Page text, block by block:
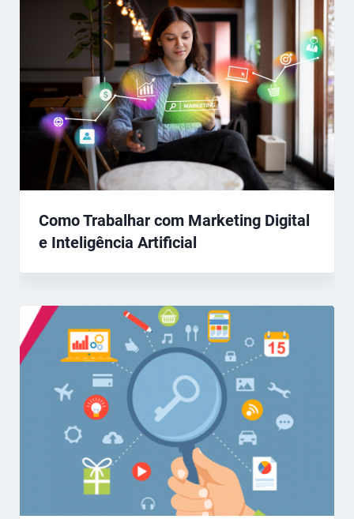
Como Trabalhar com Marketing Digital
e Inteligência Artificial